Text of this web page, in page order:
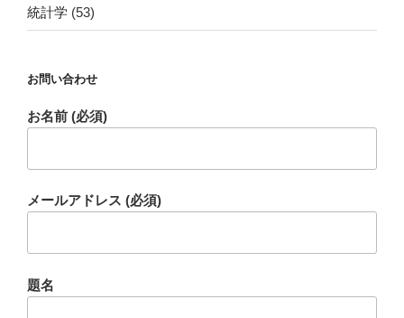
統計学 (53)
お問い合わせ
お名前 (必須)
メールアドレス (必須)
題名